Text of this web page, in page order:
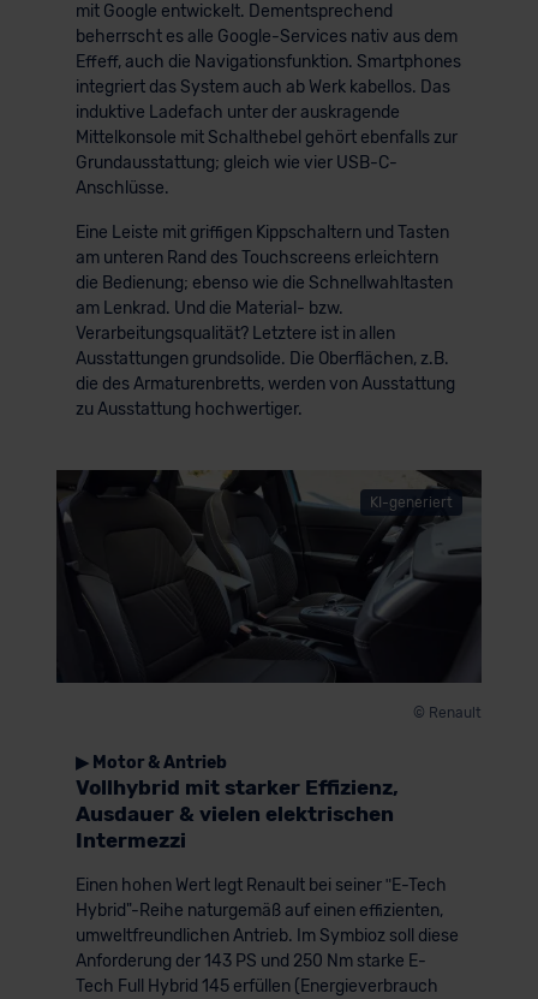
mit Google entwickelt. Dementsprechend
beherrscht es alle Google-Services nativ aus dem
Effeff, auch die Navigationsfunktion. Smartphones
integriert das System auch ab Werk kabellos. Das
induktive Ladefach unter der auskragende
Mittelkonsole mit Schalthebel gehört ebenfalls zur
Grundausstattung; gleich wie vier USB-C-
Anschlüsse.
Eine Leiste mit griffigen Kippschaltern und Tasten
am unteren Rand des Touchscreens erleichtern
die Bedienung; ebenso wie die Schnellwahltasten
am Lenkrad. Und die Material- bzw.
Verarbeitungsqualität? Letztere ist in allen
Ausstattungen grundsolide. Die Oberflächen, z.B.
die des Armaturenbretts, werden von Ausstattung
zu Ausstattung hochwertiger.
KI-generiert
© Renault
▶ Motor & Antrieb
Vollhybrid mit starker Effizienz,
Ausdauer & vielen elektrischen
Intermezzi
Einen hohen Wert legt Renault bei seiner ʺE-Tech
Hybrid"-Reihe naturgemäß auf einen effizienten,
umweltfreundlichen Antrieb. Im Symbioz soll diese
Anforderung der 143 PS und 250 Nm starke E-
Tech Full Hybrid 145 erfüllen (Energieverbrauch